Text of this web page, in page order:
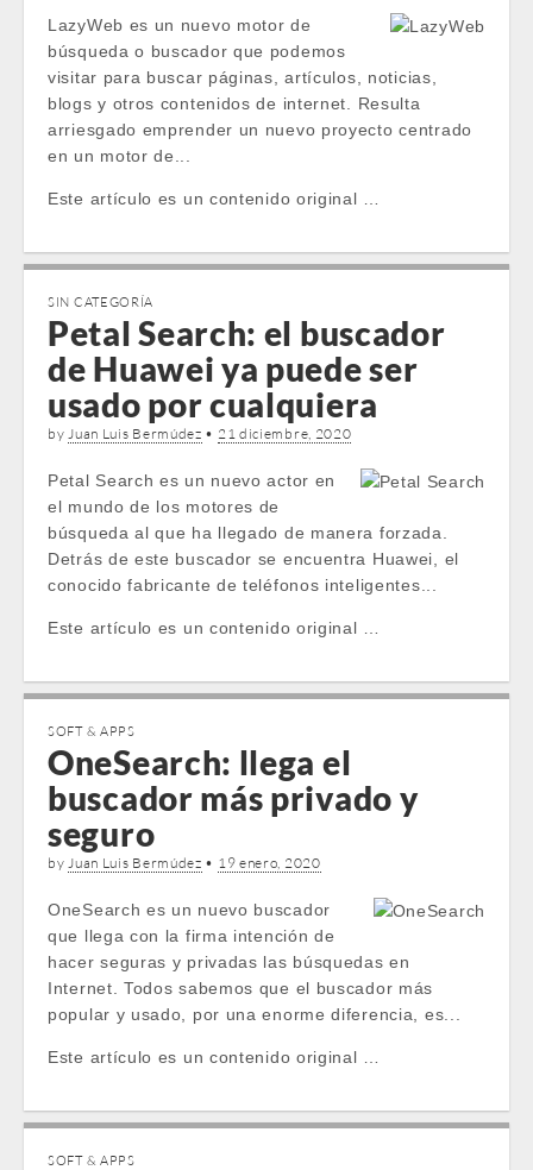
LazyWeb es un nuevo motor de
búsqueda o buscador que podemos
visitar para buscar páginas, artículos, noticias,
blogs y otros contenidos de internet. Resulta
arriesgado emprender un nuevo proyecto centrado
en un motor de...
Este artículo es un contenido original …
SIN CATEGORÍA
Petal Search: el buscador
de Huawei ya puede ser
usado por cualquiera
byJuan Luis Bermúdez • 21 diciembre, 2020
Petal Search es un nuevo actor en
el mundo de los motores de
búsqueda al que ha llegado de manera forzada.
Detrás de este buscador se encuentra Huawei, el
conocido fabricante de teléfonos inteligentes...
Este artículo es un contenido original …
SOFT & APPS
OneSearch: llega el
buscador más privado y
seguro
byJuan Luis Bermúdez • 19 enero, 2020
OneSearch es un nuevo buscador
que llega con la firma intención de
hacer seguras y privadas las búsquedas en
Internet. Todos sabemos que el buscador más
popular y usado, por una enorme diferencia, es...
Este artículo es un contenido original …
SOFT & APPS